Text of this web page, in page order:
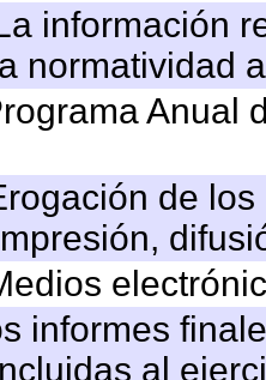
información
normatividad
Anual
de
informes
al